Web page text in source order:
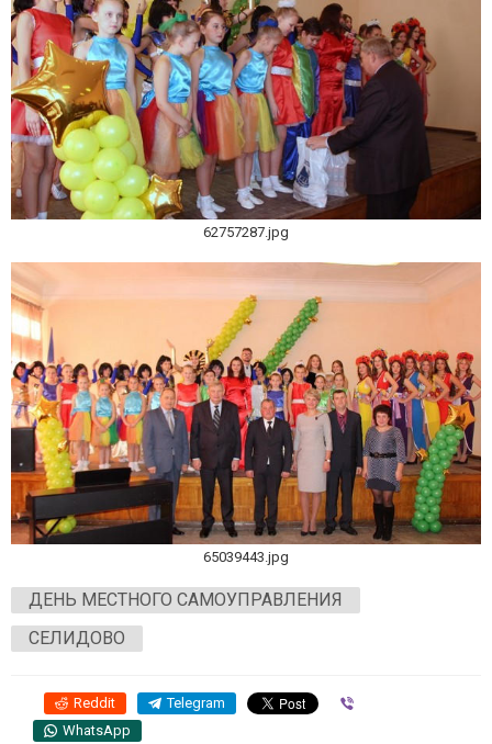
62757287.jpg
65039443.jpg
ДЕНЬ МЕСТНОГО САМОУПРАВЛЕНИЯ
СЕЛИДОВО
Reddit Telegram
WhatsApp